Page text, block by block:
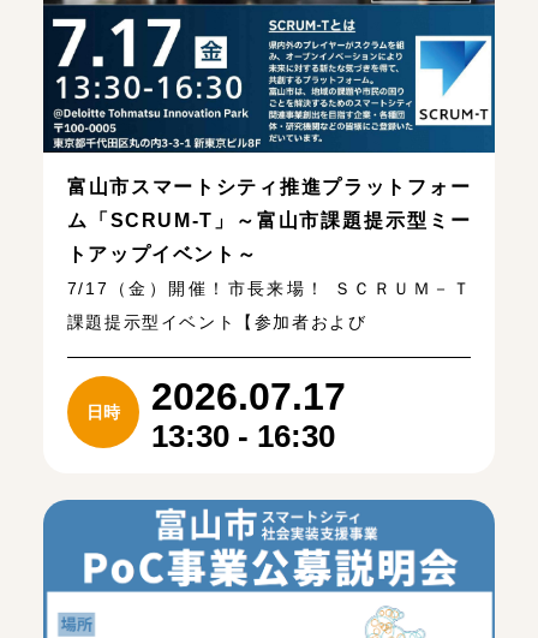
富山市スマートシティ推進プラットフォー
ム「SCRUM-T」～富山市課題提示型ミー
トアップイベント～
7/17（金）開催！市長来場！ ＳＣＲＵＭ－Ｔ
課題提示型イベント【参加者および
日時 2026.07.17
13:30 - 16:30